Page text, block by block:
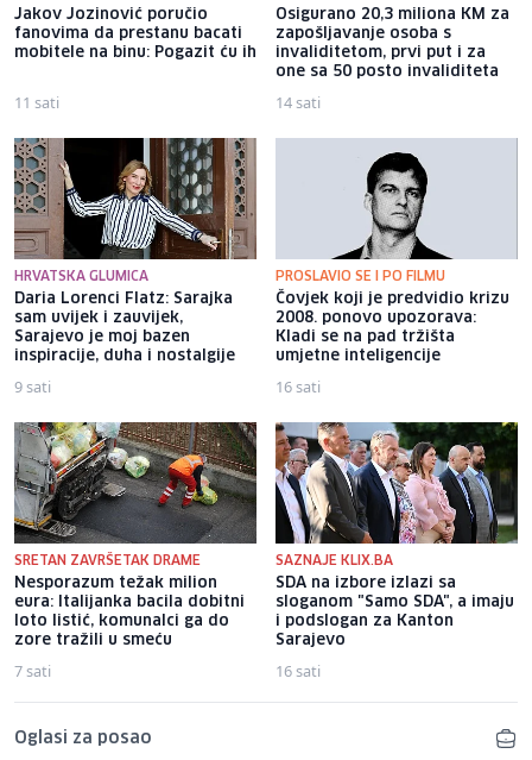
Jakov Jozinović poručio
fanovima da prestanu bacati
mobitele na binu: Pogazit ću ih
11 sati
Osigurano 20,3 miliona KM za
zapošljavanje osoba s
invaliditetom, prvi put i za
one sa 50 posto invaliditeta
14 sati
HRVATSKA GLUMICA
Daria Lorenci Flatz: Sarajka
sam uvijek i zauvijek,
Sarajevo je moj bazen
inspiracije, duha i nostalgije
9 sati
PROSLAVIO SE I PO FILMU
Čovjek koji je predvidio krizu
2008. ponovo upozorava:
Kladi se na pad tržišta
umjetne inteligencije
16 sati
SRETAN ZAVRŠETAK DRAME
Nesporazum težak milion
eura: Italijanka bacila dobitni
loto listić, komunalci ga do
zore tražili u smeću
7 sati
SAZNAJE KLIX.BA
SDA na izbore izlazi sa
sloganom "Samo SDA", a imaju
i podslogan za Kanton
Sarajevo
16 sati
Oglasi za posao